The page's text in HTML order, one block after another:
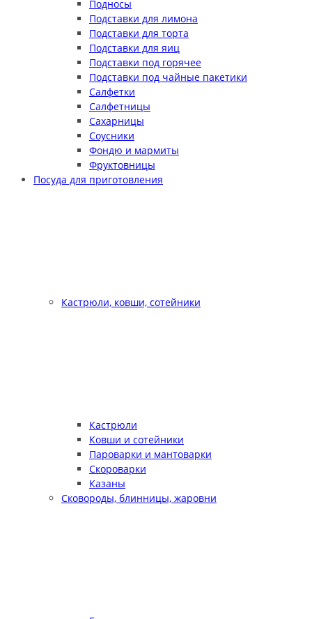
Подносы
Подставки для лимона
Подставки для торта
Подставки для яиц
Подставки под горячее
Подставки под чайные пакетики
Салфетки
Салфетницы
Сахарницы
Соусники
Фондю и мармиты
Фруктовницы
Посуда для приготовления
Кастрюли, ковши, сотейники
Кастрюли
Ковши и сотейники
Пароварки и мантоварки
Скороварки
Казаны
Сковороды, блинницы, жаровни